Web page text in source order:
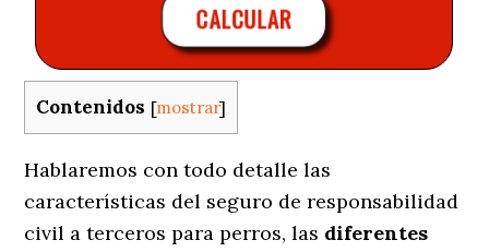
CALCULAR
Contenidos [mostrar]
Hablaremos con todo detalle las
características del seguro de responsabilidad
civil a terceros para perros, las diferentes